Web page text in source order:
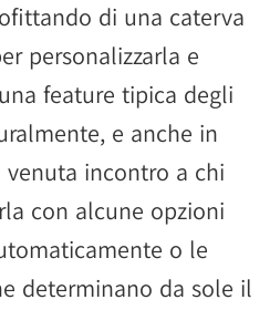
di una caterva
personalizzarla e
feature tipica degli
e anche in
venuta incontro a chi
con alcune opzioni
o le
determinano da sole il